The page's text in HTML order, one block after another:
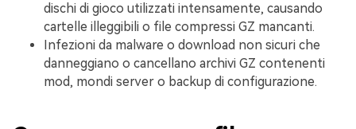
dischi di gioco utilizzati intensamente, causando
cartelle illeggibili o file compressi GZ mancanti.
Infezioni da malware o download non sicuri che
danneggiano o cancellano archivi GZ contenenti
mod, mondi server o backup di configurazione.